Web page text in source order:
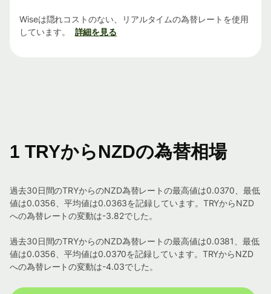
Wiseは隠れコストのない、リアルタイムの為替レートを使用
しています。
詳細を見る
1 TRYからNZDの為替相場
過去30日間のTRYからのNZD為替レートの最高値は0.0370、最低
値は0.0356、平均値は0.0363を記録しています。TRYからNZD
への為替レートの変動は-3.82でした。
過去30日間のTRYからのNZD為替レートの最高値は0.0381、最低
値は0.0356、平均値は0.0370を記録しています。TRYからNZD
への為替レートの変動は-4.03でした。